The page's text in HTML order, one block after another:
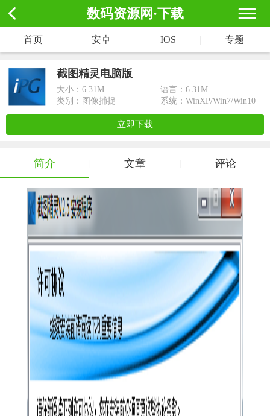
数码资源网·下载
首页 安卓 IOS 专题
截图精灵电脑版
大小： 6.31M
语言：6.31M
类别：图像捕捉
系统：WinXP/Win7/Win10
立即下载
简介 文章 评论